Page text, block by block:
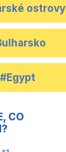
ostrovy
#Egypt
CO